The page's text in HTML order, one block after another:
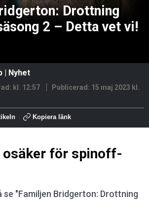
Drottning
2 – Detta vet vi!
| Nyhet
kl. 12:57 Publicerad: 15 maj 2023 kl.
Kopiera länk
osäker för spinoff-
se "Familjen Bridgerton: Drottning